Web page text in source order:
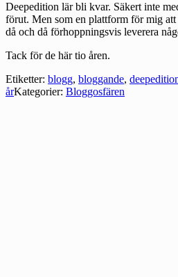
Deepedition lär bli kvar. Säkert inte
förut. Men som en plattform för mig
då och då förhoppningsvis leverera
Tack för de här tio åren.
Etiketter: blogg, bloggande,
årKategorier: Bloggosfären